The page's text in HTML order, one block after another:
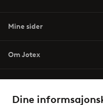
Dine
Mine sider
Om Jotex